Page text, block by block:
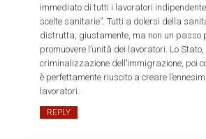
immediato di tutti i lavoratori
scelte sanitarie”. Tutti a dolersi della
distrutta, giustamente, ma non un passo
promuovere l’unità dei lavoratori. Lo
criminalizzazione dell’immigrazione, poi
è perfettamente riuscito a creare
lavoratori.
REPLY